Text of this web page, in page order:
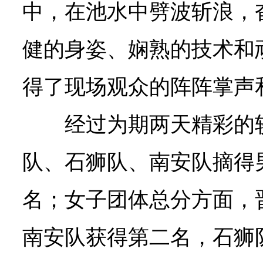
中，在池水中劈波斩浪
健的身姿、娴熟的技术
得了现场观众的阵阵掌声
经过为期两天精彩
队、石狮队、南安队摘
名；女子团体总分方面
南安队获得第二名，石狮